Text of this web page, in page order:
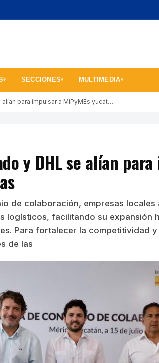
▾ SECCIONES▾ MULTIMEDIA▾
para impulsar a MiPyMEs yucat…
y DHL se alían
de colaboración, empresas
logísticos, facilitando su expansión
Para fortalecer la competitividad y
de las